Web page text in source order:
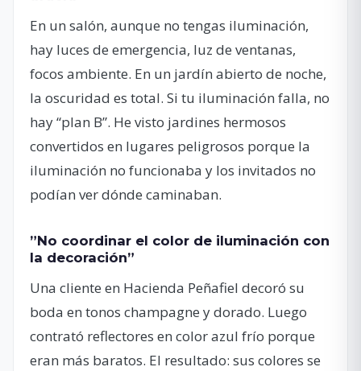
En un salón, aunque no tengas iluminación,
hay luces de emergencia, luz de ventanas,
focos ambiente. En un jardín abierto de noche,
la oscuridad es total. Si tu iluminación falla, no
hay “plan B”. He visto jardines hermosos
convertidos en lugares peligrosos porque la
iluminación no funcionaba y los invitados no
podían ver dónde caminaban.
”No coordinar el color de iluminación con
la decoración”
Una cliente en Hacienda Peñafiel decoró su
boda en tonos champagne y dorado. Luego
contrató reflectores en color azul frío porque
eran más baratos. El resultado: sus colores se